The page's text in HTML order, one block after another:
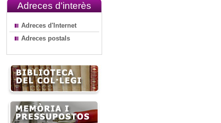
Adreces d'interès
Adreces d'Internet
Adreces postals